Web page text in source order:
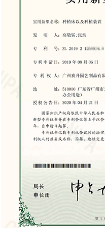
de madera,
a largo plazo debido
de almacenamiento
regular para
Esto incluye
que se pudra, volver a
climáticos y garantizar
de madera son más
​​por termitas,